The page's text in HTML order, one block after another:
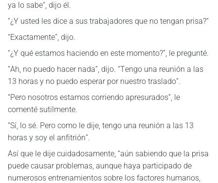
ya lo sabe”, dijo él.
“¿Y usted les dice a sus trabajadores que no tengan prisa?“
“Exactamente”, dijo.
“¿Y qué estamos haciendo en este momento?”, le pregunté.
“Ah, no puedo hacer nada”, dijo. “Tengo una reunión a las
13 horas y no puedo esperar por nuestro traslado”.
“Pero nosotros estamos corriendo apresurados”, le
comenté sutilmente.
“Sí, lo sé. Pero como le dije, tengo una reunión a las 13
horas y soy el anfitrión”.
Así que le dije cuidadosamente, “aún sabiendo que la prisa
puede causar problemas, aunque haya participado de
numerosos entrenamientos sobre los factores humanos,